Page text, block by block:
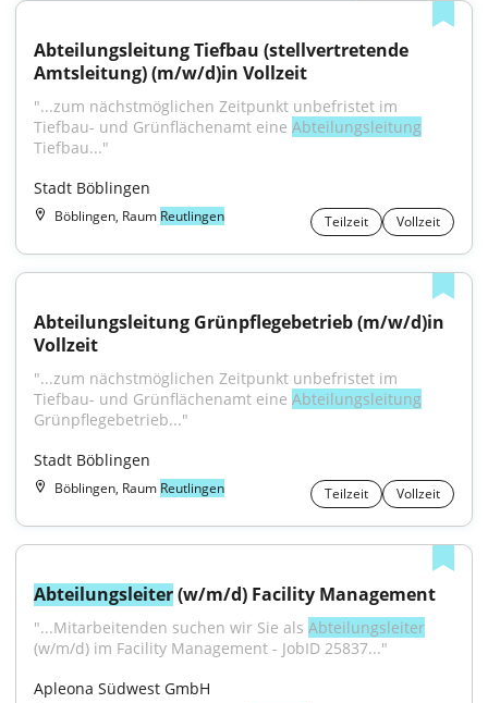
Abteilungsleitung Tiefbau (stellvertretende
Amtsleitung) (m/w/d)in Vollzeit
"...zum nächstmöglichen Zeitpunkt unbefristet im
Tiefbau- und Grünflächenamt eine Abteilungsleitung
Tiefbau..."
Stadt Böblingen
Böblingen, Raum Reutlingen Teilzeit Vollzeit
Abteilungsleitung Grünpflegebetrieb (m/w/d)in
Vollzeit
"...zum nächstmöglichen Zeitpunkt unbefristet im
Tiefbau- und Grünflächenamt eine Abteilungsleitung
Grünpflegebetrieb..."
Stadt Böblingen
Böblingen, Raum Reutlingen Teilzeit Vollzeit
Abteilungsleiter (w/m/d) Facility Management
"...Mitarbeitenden suchen wir Sie als Abteilungsleiter
(w/m/d) im Facility Management - JobID 25837..."
Apleona Südwest GmbH